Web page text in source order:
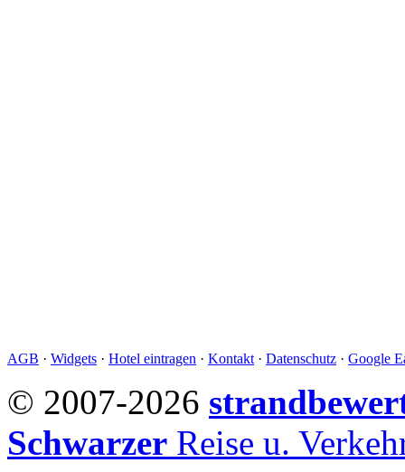
AGB · Widgets · Hotel eintragen · Kontakt · Datenschutz · Google
© 2007-2026
Schwarzer Reise u.